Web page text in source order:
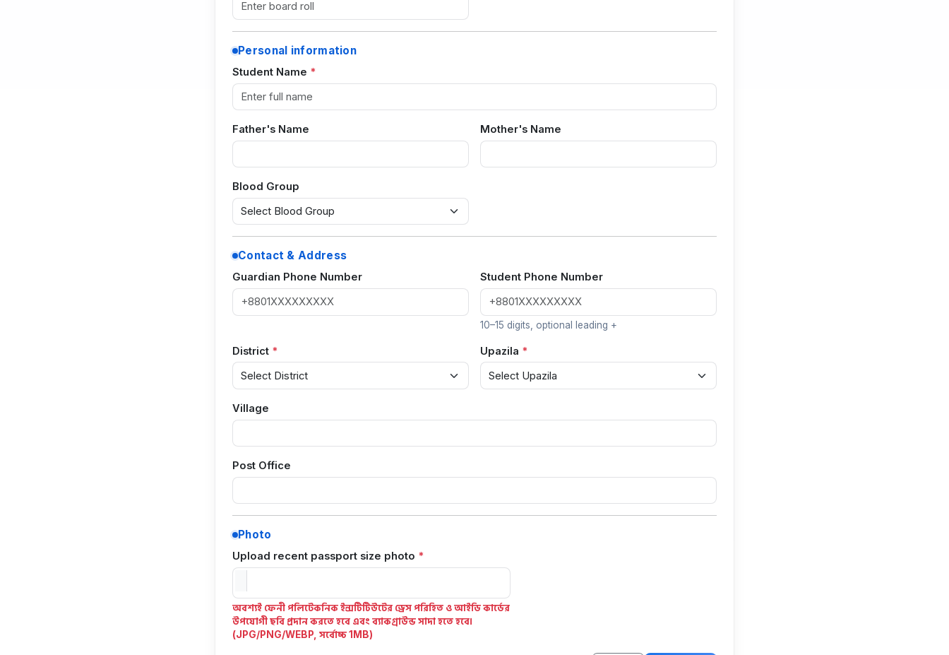
Personal information
Student Name
Father's Name Mother's Name
Blood Group
Contact & Address
Guardian Phone Number Student Phone Number
10–15 digits, optional leading +
District Upazila
Village
Post Office
Photo
Upload recent passport size photo
অবশ্যই ফেনী পলিটেকনিক ইন্সটিটিউটের ড্রেস পরিহিত ও আইডি কার্ডের
উপযোগী ছবি প্রদান করতে হবে এবং ব্যাকগ্রাউন্ড সাদা হতে হবে।
(JPG/PNG/WEBP, সর্বোচ্চ 1MB)